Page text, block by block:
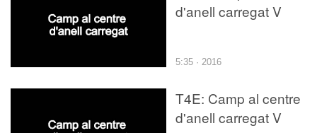
d'anell carregat V
5:35 · 2016
T4E: Camp al centre
d'anell carregat V